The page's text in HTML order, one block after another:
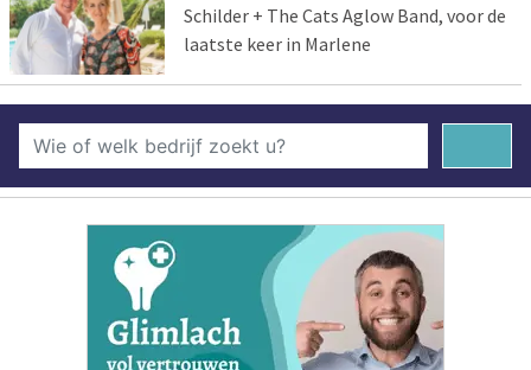
Schilder + The Cats Aglow Band, voor de
laatste keer in Marlene